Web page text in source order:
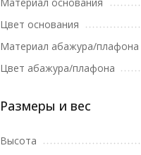
Цвет основания
Материал абажура/плафона
Цвет абажура/плафона
Размеры и вес
Высота